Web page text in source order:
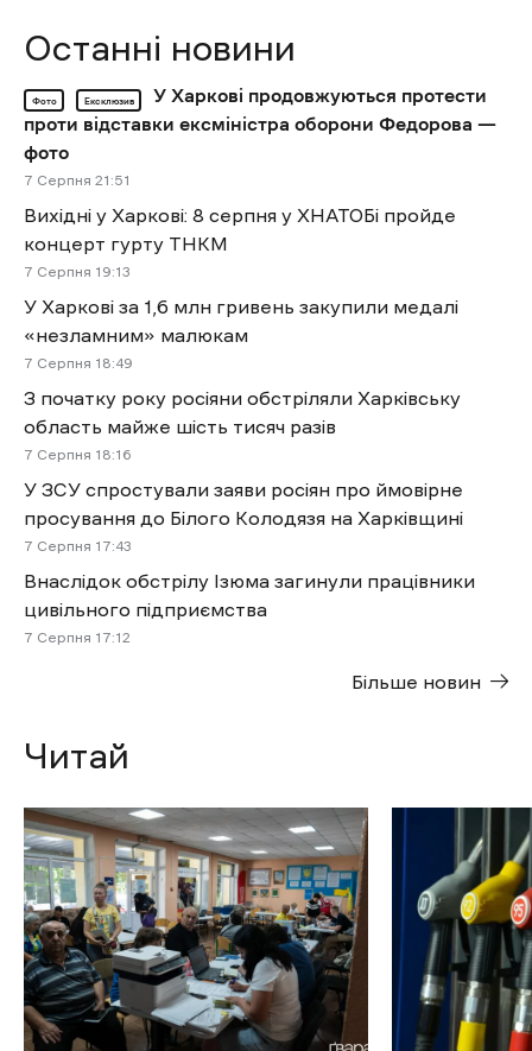
Останні новини
Фото Ексклюзив
У Харкові продовжуються протести
проти відставки ексміністра оборони Федорова —
фото
7 Cерпня 21:51
Вихідні у Харкові: 8 серпня у ХНАТОБі пройде
концерт гурту ТНКМ
7 Cерпня 19:13
У Харкові за 1,6 млн гривень закупили медалі
«незламним» малюкам
7 Cерпня 18:49
З початку року росіяни обстріляли Харківську
область майже шість тисяч разів
7 Cерпня 18:16
У ЗСУ спростували заяви росіян про ймовірне
просування до Білого Колодязя на Харківщині
7 Cерпня 17:43
Внаслідок обстрілу Ізюма загинули працівники
цивільного підприємства
7 Cерпня 17:12
Більше новин
Читай